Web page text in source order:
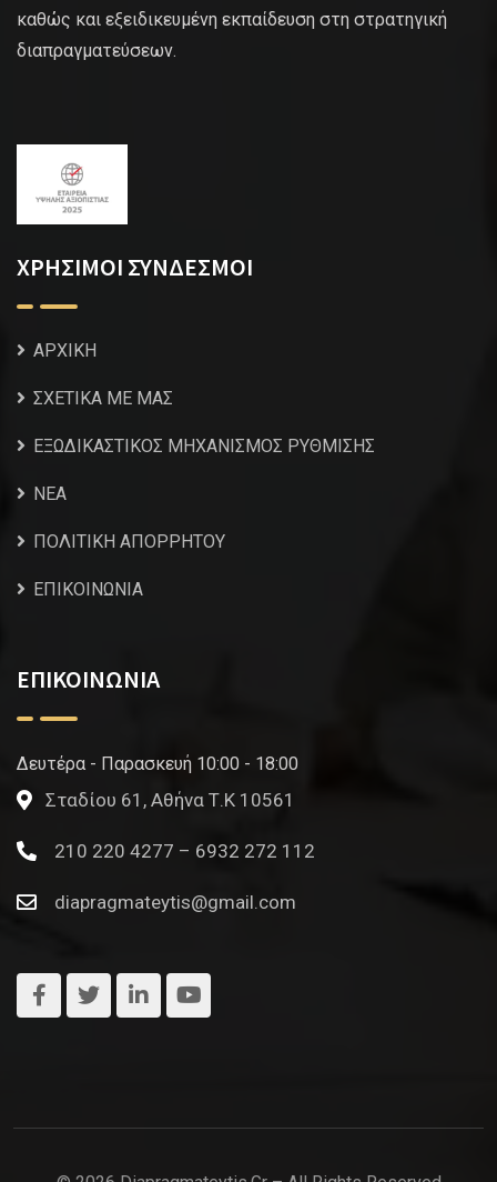
καθώς και εξειδικευμένη εκπαίδευση στη στρατηγική
διαπραγματεύσεων.
ΧΡΗΣΙΜΟΙ ΣΥΝΔΕΣΜΟΙ
ΑΡΧΙΚΗ
ΣΧΕΤΙΚΑ ΜΕ ΜΑΣ
ΕΞΩΔΙΚΑΣΤΙΚΟΣ ΜΗΧΑΝΙΣΜΟΣ ΡΥΘΜΙΣΗΣ
NEA
ΠΟΛΙΤΙΚΗ ΑΠΟΡΡΗΤΟΥ
ΕΠΙΚΟΙΝΩΝΙΑ
ΕΠΙΚΟΙΝΩΝΙΑ
Δευτέρα - Παρασκευή 10:00 - 18:00
Σταδίου 61, Αθήνα Τ.Κ 10561
210 220 4277 – 6932 272 112
diapragmateytis@gmail.com